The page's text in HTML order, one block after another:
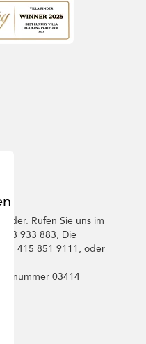
Rufen Sie uns im
933 883, Die
+1 415 851 9111, oder
03414